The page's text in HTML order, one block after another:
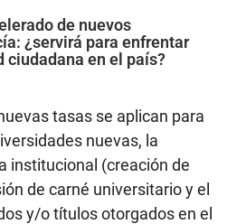
de nuevos
¿servirá para enfrentar
ciudadana en el país?
tasas se aplican para
nuevas, la
institucional (creación de
de carné universitario y el
y/o títulos otorgados en el